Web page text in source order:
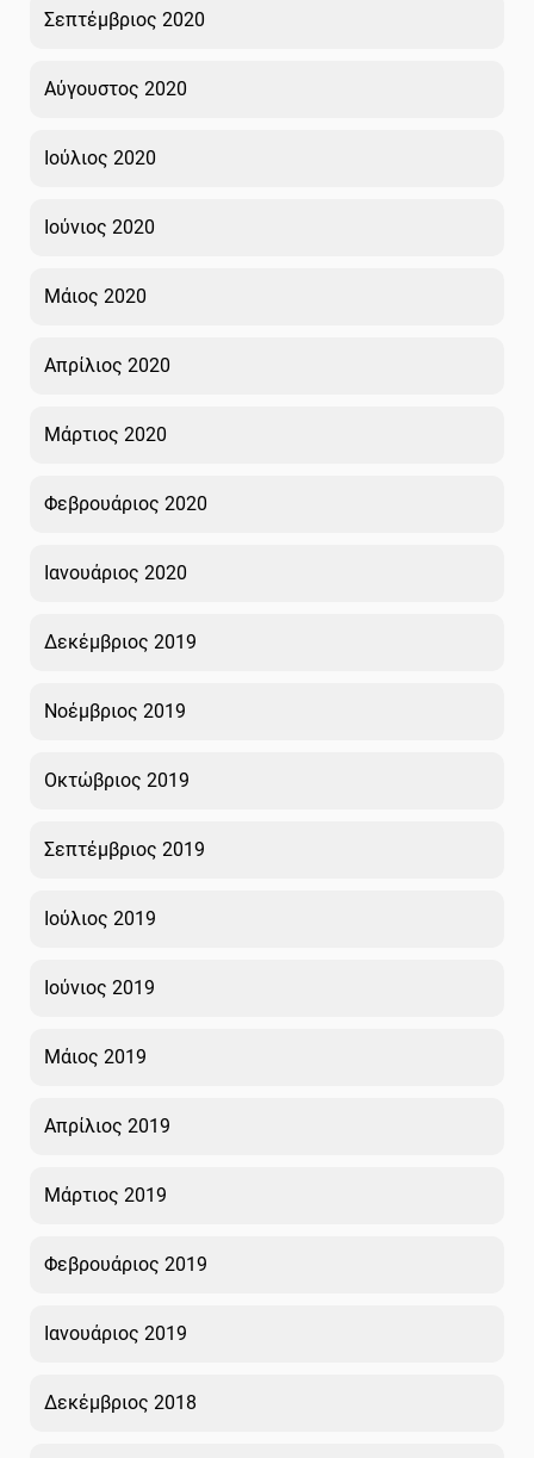
Σεπτέμβριος 2020
Αύγουστος 2020
Ιούλιος 2020
Ιούνιος 2020
Μάιος 2020
Απρίλιος 2020
Μάρτιος 2020
Φεβρουάριος 2020
Ιανουάριος 2020
Δεκέμβριος 2019
Νοέμβριος 2019
Οκτώβριος 2019
Σεπτέμβριος 2019
Ιούλιος 2019
Ιούνιος 2019
Μάιος 2019
Απρίλιος 2019
Μάρτιος 2019
Φεβρουάριος 2019
Ιανουάριος 2019
Δεκέμβριος 2018